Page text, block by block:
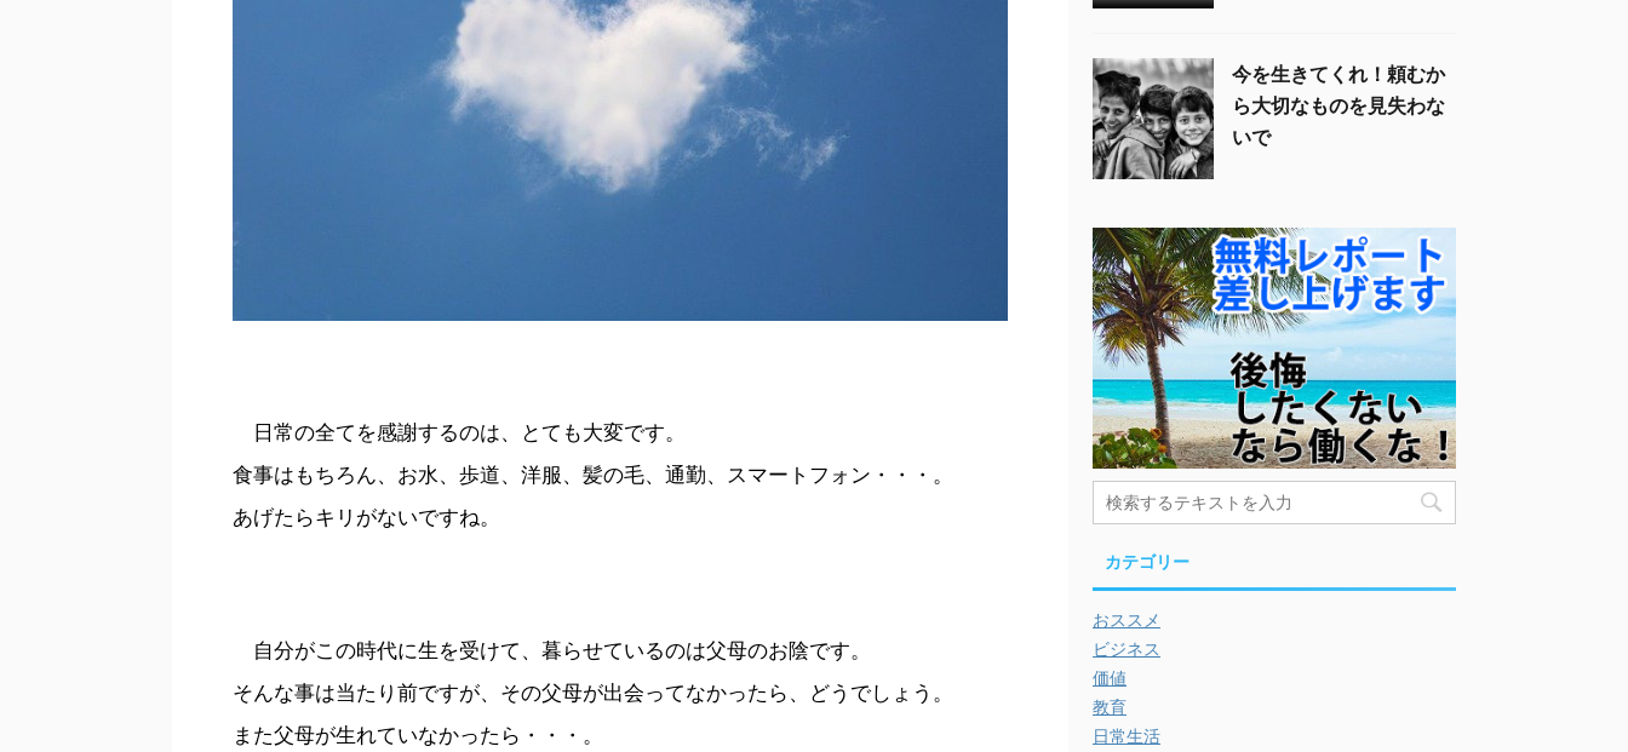
日常の全てを感謝するのは、とても大変です。
食事はもちろん、お水、歩道、洋服、髪の毛、通勤、スマートフォン・・・。
あげたらキリがないですね。
自分がこの時代に生を受けて、暮らせているのは父母のお陰です。
そんな事は当たり前ですが、その父母が出会ってなかったら、どうでしょう。
また父母が生れていなかったら・・・。
今を生きてくれ！頼むか
ら大切なものを見失わな
いで
カテゴリー
おススメ
ビジネス
価値
教育
日常生活